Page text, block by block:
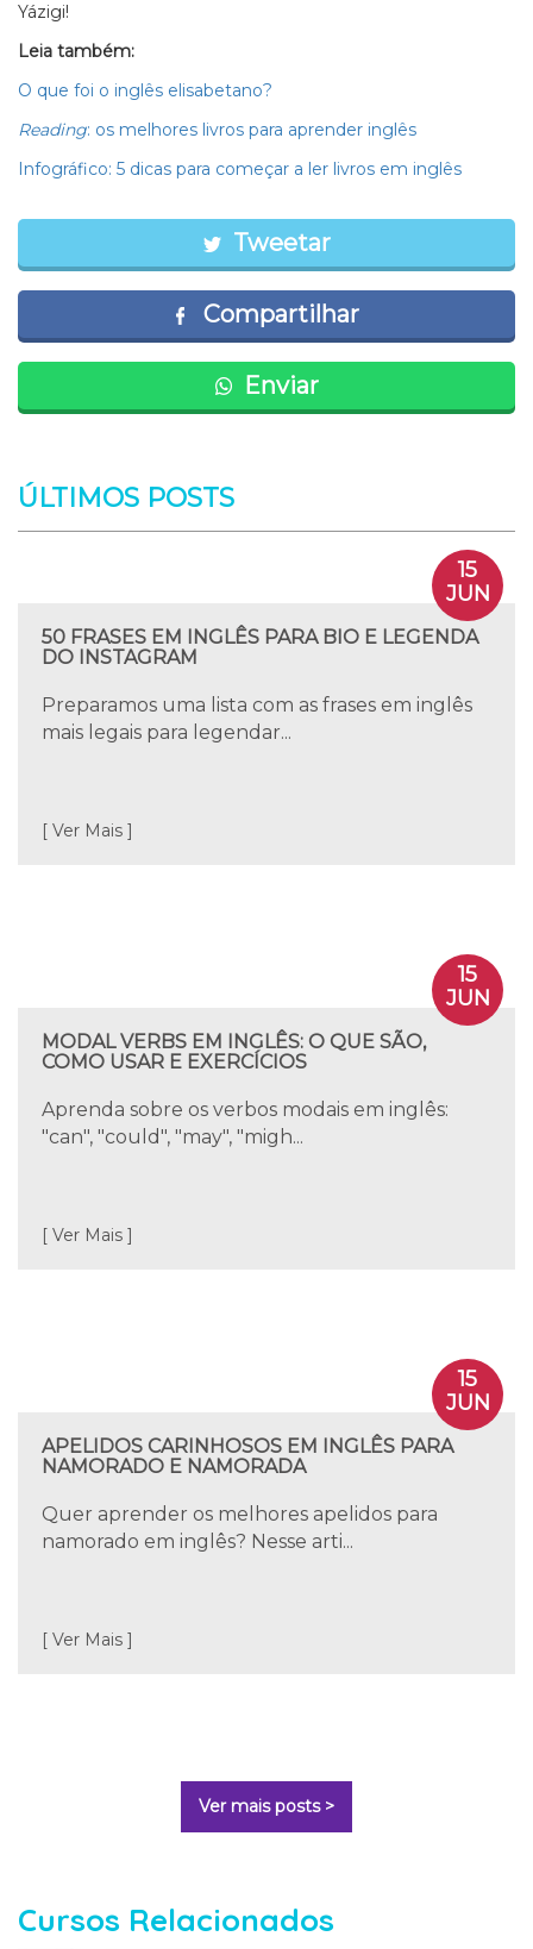
Yázigi!
Leia também:
O que foi o inglês elisabetano?
Reading: os melhores livros para aprender inglês
Infográfico: 5 dicas para começar a ler livros em inglês
Tweetar
Compartilhar
Enviar
ÚLTIMOS POSTS
15
JUN
50 FRASES EM INGLÊS PARA BIO E LEGENDA
DO INSTAGRAM
Preparamos uma lista com as frases em inglês
mais legais para legendar...
[ Ver Mais ]
15
JUN
MODAL VERBS EM INGLÊS: O QUE SÃO,
COMO USAR E EXERCÍCIOS
Aprenda sobre os verbos modais em inglês:
"can", "could", "may", "migh...
[ Ver Mais ]
15
JUN
APELIDOS CARINHOSOS EM INGLÊS PARA
NAMORADO E NAMORADA
Quer aprender os melhores apelidos para
namorado em inglês? Nesse arti...
[ Ver Mais ]
Ver mais posts >
Cursos Relacionados